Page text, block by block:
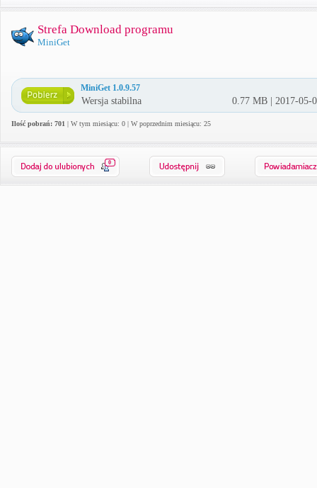
Strefa Download programu
MiniGet
MiniGet 1.0.9.57
Wersja stabilna 0.77 MB | 2017-05-
Ilość pobrań: 701 | W tym miesiącu: 0 | W poprzednim miesiącu: 25
0